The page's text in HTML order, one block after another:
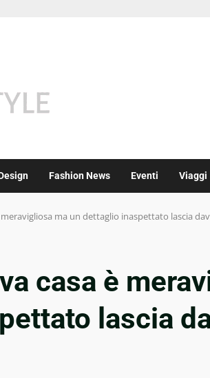
Fashion News Eventi Viaggi
meravigliosa ma un dettaglio inaspettato lascia
casa è
lascia